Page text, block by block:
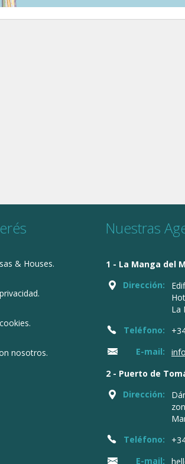
& Houses.
nosotros.
Nuestras
1 - La Manga del
Dirección:
La
Teléfono:
E-mail:
2 - Puerto de
Dirección:
Teléfono:
E-mail: